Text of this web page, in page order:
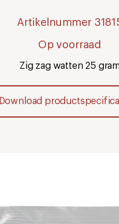
Artikelnummer
Op voorraad
Zig zag watten 25
Download